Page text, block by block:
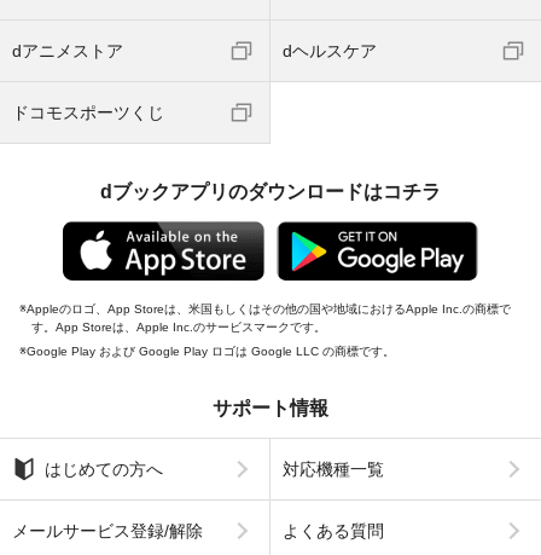
dアニメストア dヘルスケア
ドコモスポーツくじ
dブックアプリのダウンロードはコチラ
Appleのロゴ、App Storeは、米国もしくはその他の国や地域におけるApple Inc.の商標で
す。App Storeは、Apple Inc.のサービスマークです。
Google Play および Google Play ロゴは Google LLC の商標です。
サポート情報
はじめての方へ 対応機種一覧
メールサービス登録/解除 よくある質問